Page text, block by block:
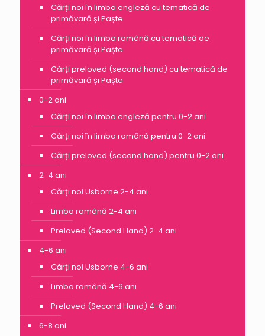
Cărți noi în limba engleză cu tematică de
primăvară și Paște
Cărți noi în limba română cu tematică de
primăvară și Paște
Cărți preloved (second hand) cu tematică de
primăvară și Paște
0-2 ani
Cărți noi în limba engleză pentru 0-2 ani
Cărți noi în limba română pentru 0-2 ani
Cărți preloved (second hand) pentru 0-2 ani
2-4 ani
Cărți noi Usborne 2-4 ani
Limba română 2-4 ani
Preloved (Second Hand) 2-4 ani
4-6 ani
Cărți noi Usborne 4-6 ani
Limba română 4-6 ani
Preloved (Second Hand) 4-6 ani
6-8 ani